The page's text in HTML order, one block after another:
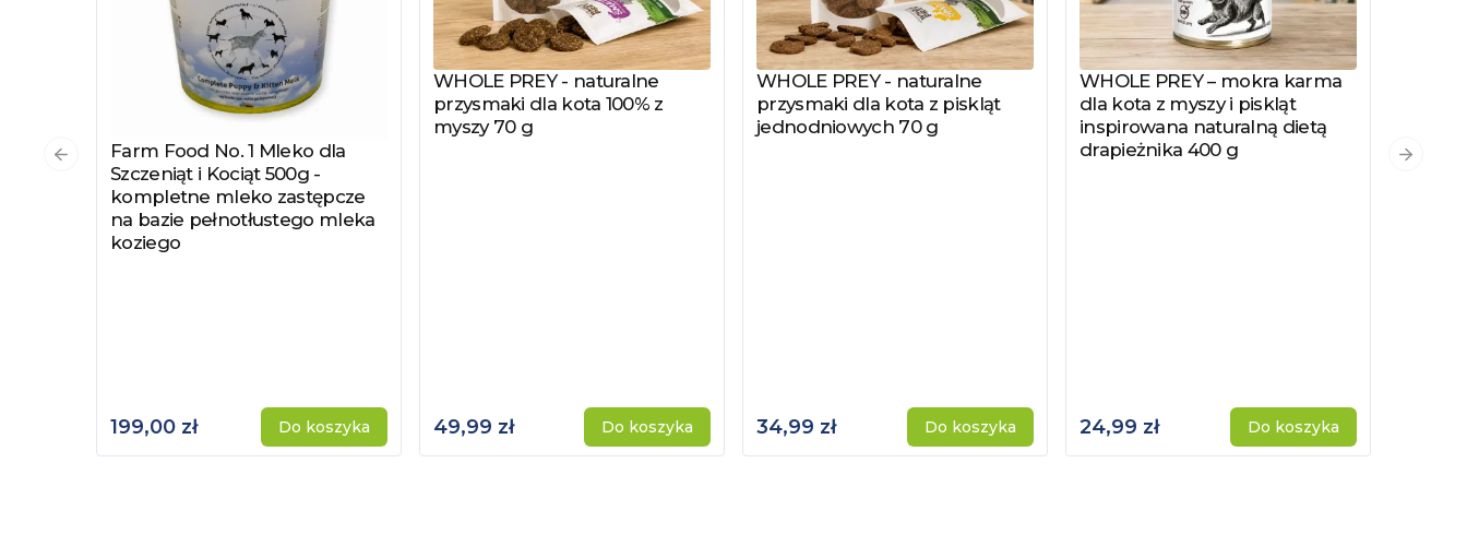
Zobacz produkt
Farm Food No. 1 Mleko dla
Szczeniąt i Kociąt 500g -
kompletne mleko zastępcze
na bazie pełnotłustego mleka
koziego
199,00 zł Do koszyka
Zobacz produkt
WHOLE PREY - naturalne
przysmaki dla kota 100% z
myszy 70 g
49,99 zł Do koszyka
Zobacz produkt
WHOLE PREY - naturalne
przysmaki dla kota z piskląt
jednodniowych 70 g
34,99 zł Do koszyka
Zobacz produkt
WHOLE PREY – mokra karma
dla kota z myszy i piskląt
inspirowana naturalną dietą
drapieżnika 400 g
24,99 zł Do koszyka
Poprzedni slajd